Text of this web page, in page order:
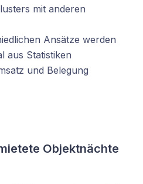
mit anderen
Ansätze werden
aus Statistiken
und Belegung
Objektnächte